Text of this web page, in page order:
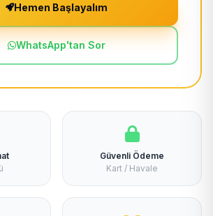
Hemen Başlayalım
WhatsApp'tan Sor
Güvenli Ödeme
Kart / Havale